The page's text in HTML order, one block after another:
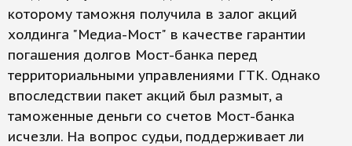
которому таможня получила в залог акций
холдинга "Медиа-Мост" в качестве гарантии
погашения долгов Мост-банка перед
территориальными управлениями ГТК. Однако
впоследствии пакет акций был размыт, а
таможенные деньги со счетов Мост-банка
исчезли. На вопрос судьи, поддерживает ли